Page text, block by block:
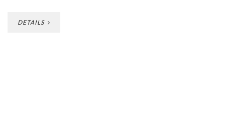
DETAILS